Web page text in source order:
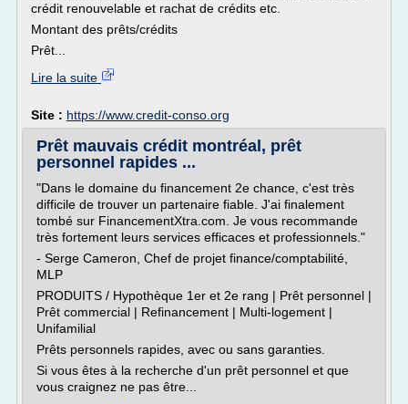
crédit renouvelable et rachat de crédits etc.
Montant des prêts/crédits
Prêt...
Lire la suite
Site : https://www.credit-conso.org
Prêt mauvais crédit montréal, prêt
personnel rapides ...
"Dans le domaine du financement 2e chance, c'est très
difficile de trouver un partenaire fiable. J'ai finalement
tombé sur FinancementXtra.com. Je vous recommande
très fortement leurs services efficaces et professionnels."
- Serge Cameron, Chef de projet finance/comptabilité,
MLP
PRODUITS / Hypothèque 1er et 2e rang | Prêt personnel |
Prêt commercial | Refinancement | Multi-logement |
Unifamilial
Prêts personnels rapides, avec ou sans garanties.
Si vous êtes à la recherche d'un prêt personnel et que
vous craignez ne pas être...